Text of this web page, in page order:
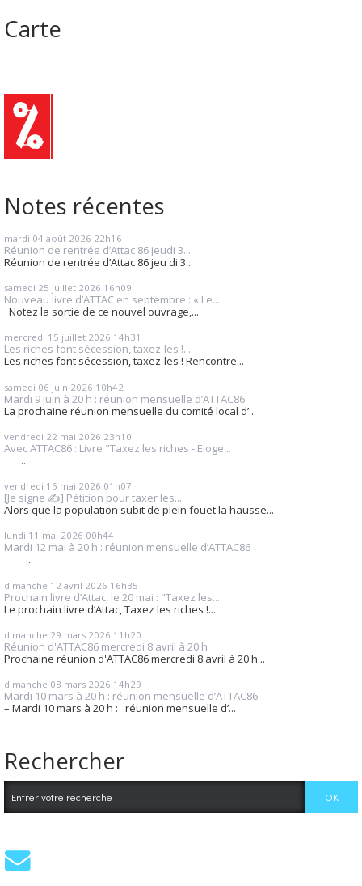
Carte
Notes récentes
mardi 04 août 2026 22h16
Réunion de rentrée d’Attac 86 jeudi 3...
Réunion de rentrée d’Attac 86 jeu di 3...
samedi 25 juillet 2026 16h09
Nouveau livre d’ATTAC en septembre : « Le...
Notez la sortie de ce nouvel ouvrage,...
mercredi 15 juillet 2026 14h31
Les riches font sécession, taxez-les !...
Les riches font sécession, taxez-les ! Rencontre...
samedi 06 juin 2026 10h42
Mardi 9 juin à 20 h : réunion mensuelle d’ATTAC86
La prochaine réunion mensuelle du comité local d’...
vendredi 22 mai 2026 23h10
Avec ATTAC86 : Livre "Taxez les riches - Eloge...
...
vendredi 15 mai 2026 01h07
[Je signe ✍️] Pétition pour taxer les...
Alors que la population subit de plein fouet la hausse...
lundi 11 mai 2026 00h44
Mardi 12 mai à 20 h : réunion mensuelle d’ATTAC86
...
dimanche 12 avril 2026 16h35
Prochain livre d’Attac, le 20 mai : "Taxez les...
Le prochain livre d’Attac, Taxez les riches !...
dimanche 29 mars 2026 11h20
Réunion d'ATTAC86 mercredi 8 avril à 20 h
Prochaine réunion d'ATTAC86 mercredi 8 avril à 20 h...
dimanche 08 mars 2026 14h29
Mardi 10 mars à 20 h : réunion mensuelle d’ATTAC86
– Mardi 10 mars à 20 h : réunion mensuelle d’...
Rechercher